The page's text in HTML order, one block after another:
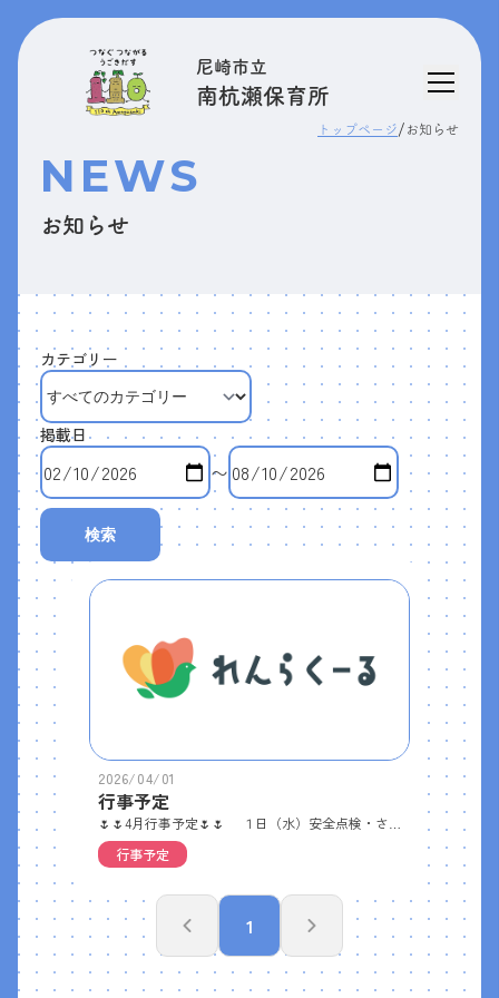
尼崎市立
南杭瀬保育所
トップページ/ お知らせ
NEWS
お知らせ
カテゴリー
掲載日
〜
検索
2026/04/01
行事予定
行事予定
1